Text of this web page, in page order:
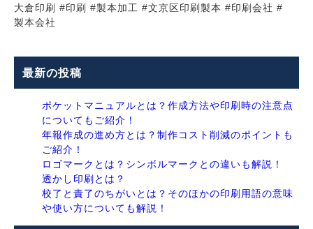
大倉印刷 #印刷 #製本加工 #文京区印刷製本 #印刷会社 #
製本会社
最新の投稿
ポケットマニュアルとは？作成方法や印刷時の注意点
についてもご紹介！
年報作成の進め方とは？制作コスト削減のポイントも
ご紹介！
ロゴマークとは？シンボルマークとの違いも解説！
透かし印刷とは？
校了と責了のちがいとは？そのほかの印刷用語の意味
や使い方についても解説！